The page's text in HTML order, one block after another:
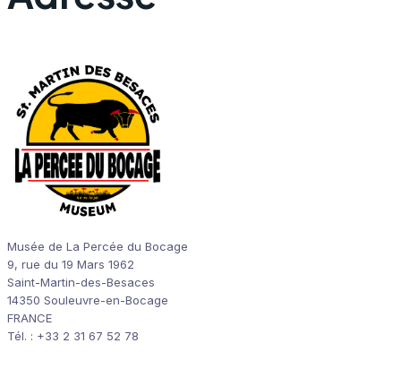
Musée de La Percée du Bocage
9, rue du 19 Mars 1962
Saint-Martin-des-Besaces
14350 Souleuvre-en-Bocage
FRANCE
Tél. : +33 2 31 67 52 78